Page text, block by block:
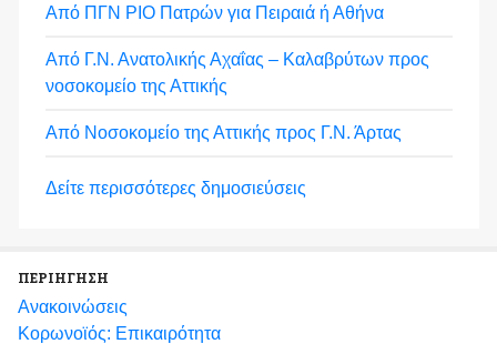
Από ΠΓΝ ΡΙΟ Πατρών για Πειραιά ή Αθήνα
Από Γ.Ν. Ανατολικής Αχαΐας – Καλαβρύτων προς
νοσοκομείο της Αττικής
Από Νοσοκομείο της Αττικής προς Γ.Ν. Άρτας
Δείτε περισσότερες δημοσιεύσεις
ΠΕΡΙΗΓΗΣΗ
Ανακοινώσεις
Κορωνοϊός: Επικαιρότητα